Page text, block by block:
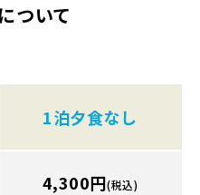
ついて
1泊夕食なし
4,300円(税込)